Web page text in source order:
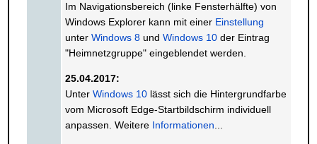
Im Navigationsbereich (linke Fensterhälfte) von
Windows Explorer kann mit einer Einstellung
unter Windows 8und Windows 10der Eintrag
"Heimnetzgruppe" eingeblendet werden.
25.04.2017:
Unter Windows 10lässt sich die Hintergrundfarbe
vom Microsoft Edge-Startbildschirm individuell
anpassen. Weitere Informationen